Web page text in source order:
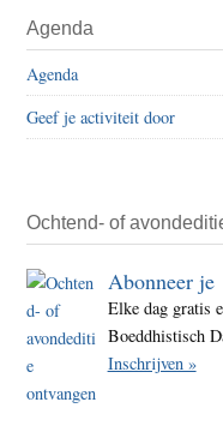
Sidebar
Agenda
Agenda
Geef je activiteit door
Ochtend- of
Abonneer je
Elke dag gratis
Boeddhistisch
Inschrijven »